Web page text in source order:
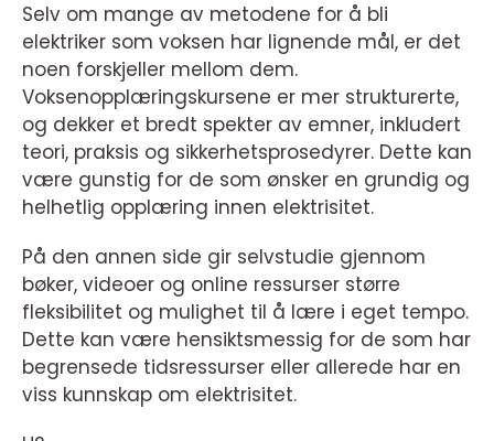
Selv om mange av metodene for å bli
elektriker som voksen har lignende mål, er det
noen forskjeller mellom dem.
Voksenopplæringskursene er mer strukturerte,
og dekker et bredt spekter av emner, inkludert
teori, praksis og sikkerhetsprosedyrer. Dette kan
være gunstig for de som ønsker en grundig og
helhetlig opplæring innen elektrisitet.
På den annen side gir selvstudie gjennom
bøker, videoer og online ressurser større
fleksibilitet og mulighet til å lære i eget tempo.
Dette kan være hensiktsmessig for de som har
begrensede tidsressurser eller allerede har en
viss kunnskap om elektrisitet.